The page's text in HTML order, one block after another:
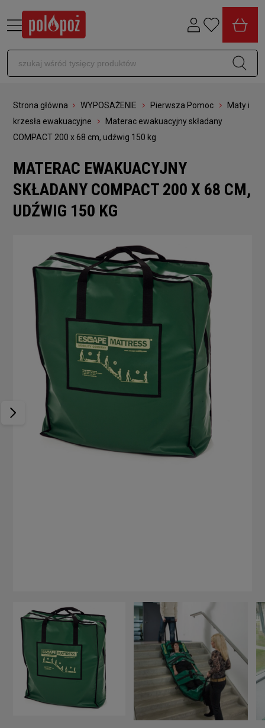
Strona główna WYPOSAŻENIE Pierwsza Pomoc
Maty i
krzesła ewakuacyjne
Materac ewakuacyjny składany
COMPACT 200 x 68 cm, udźwig 150 kg
MATERAC EWAKUACYJNY
SKŁADANY COMPACT 200 X 68 CM,
UDŹWIG 150 KG